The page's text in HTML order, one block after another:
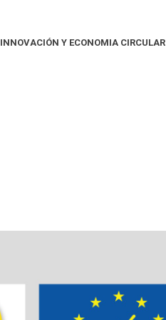
INNOVACIÓN Y ECONOMIA CIRCULAR